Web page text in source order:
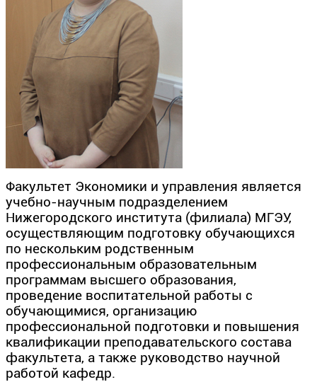
Факультет Экономики и управления является
учебно-научным подразделением
Нижегородского института (филиала) МГЭУ,
осуществляющим подготовку обучающихся
по нескольким родственным
профессиональным образовательным
программам высшего образования,
проведение воспитательной работы с
обучающимися, организацию
профессиональной подготовки и повышения
квалификации преподавательского состава
факультета, а также руководство научной
работой кафедр.